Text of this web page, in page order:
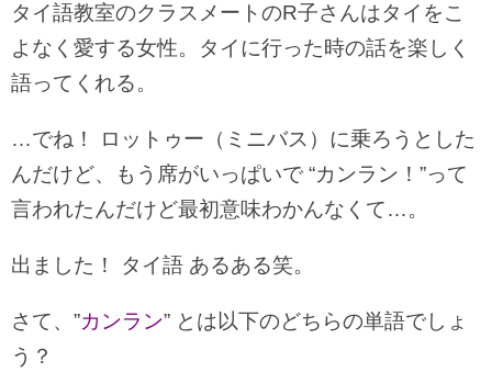
タイ語教室のクラスメートのR子さんはタイをこ
よなく愛する女性。タイに行った時の話を楽しく
語ってくれる。
…でね！ ロットゥー（ミニバス）に乗ろうとした
んだけど、もう席がいっぱいで “カンラン！”って
言われたんだけど最初意味わかんなくて…。
出ました！ タイ語 あるある笑。
さて、”カンラン” とは以下のどちらの単語でしょ
う？